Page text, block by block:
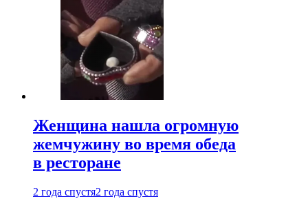
Женщина нашла огромную
жемчужину во время обеда
в ресторане
2 года спустя2 года спустя